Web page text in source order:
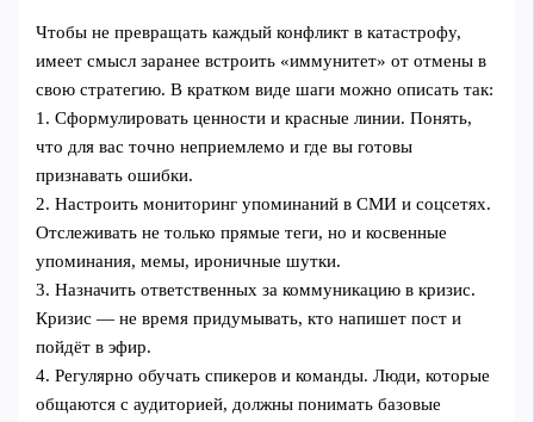
Чтобы не превращать каждый конфликт в катастрофу,
имеет смысл заранее встроить «иммунитет» от отмены в
свою стратегию. В кратком виде шаги можно описать так:
1. Сформулировать ценности и красные линии. Понять,
что для вас точно неприемлемо и где вы готовы
признавать ошибки.
2. Настроить мониторинг упоминаний в СМИ и соцсетях.
Отслеживать не только прямые теги, но и косвенные
упоминания, мемы, ироничные шутки.
3. Назначить ответственных за коммуникацию в кризис.
Кризис — не время придумывать, кто напишет пост и
пойдёт в эфир.
4. Регулярно обучать спикеров и команды. Люди, которые
общаются с аудиторией, должны понимать базовые